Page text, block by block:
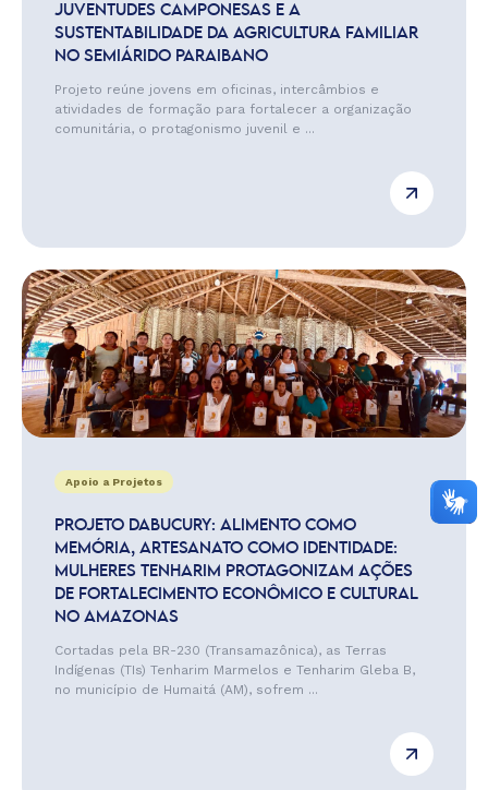
JUVENTUDES CAMPONESAS E A
SUSTENTABILIDADE DA AGRICULTURA FAMILIAR
NO SEMIÁRIDO PARAIBANO
Projeto reúne jovens em oficinas, intercâmbios e
atividades de formação para fortalecer a organização
comunitária, o protagonismo juvenil e ...
Apoio a Projetos
PROJETO DABUCURY: ALIMENTO COMO
MEMÓRIA, ARTESANATO COMO IDENTIDADE:
MULHERES TENHARIM PROTAGONIZAM AÇÕES
DE FORTALECIMENTO ECONÔMICO E CULTURAL
NO AMAZONAS
Cortadas pela BR-230 (Transamazônica), as Terras
Indígenas (TIs) Tenharim Marmelos e Tenharim Gleba B,
no município de Humaitá (AM), sofrem ...